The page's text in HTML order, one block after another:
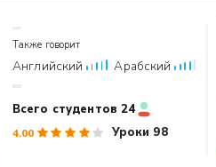
Также говорит
Английский Арабский
24 Всего студентов
4.00 98
Уроки